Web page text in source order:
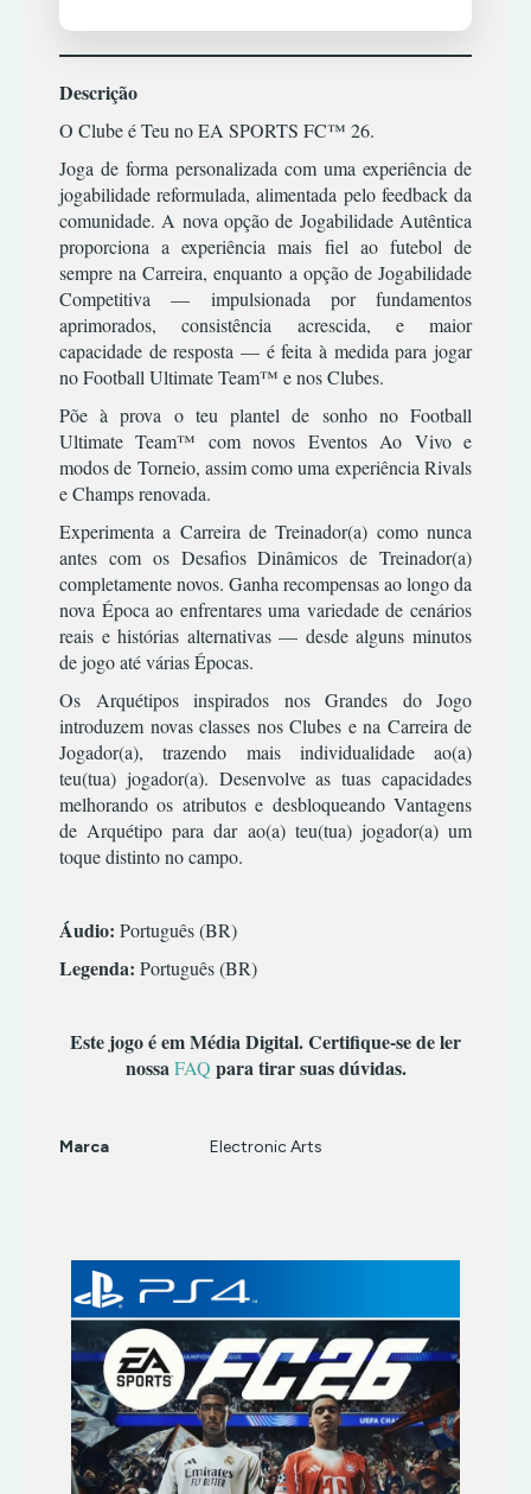
TERROR
TIRO
TERROR
ESTRATÉGIA
MÚSICA/RITMO
RPG
SIMULADOR
TERROR
COMBATE
DESPORTO
ESTRATÉGIA
INFANTIL
MÚSICA/RITMO
RPG
SIMULATOR
TERROR
TIRO
360
ACÇÃO/AVENTURA
CLÁSSICOS
ESPORTES
LUTA
RPG
TIRO
XBOX
ONE
OFFLINE
ACÇÃO/AVENTURA
COMBATE
CORRIDA
DESPORTO
ESTRATÉGIA
MÚSICA/RITMO
RPG
SIMULADOR
TERROR
TIRO
XBOX
ONE
PREMIUM
ONLINE
ACÇÃO/AVENTURA
CORRIDA
DESPORTO
ESTRATÉGIA
INFANTIL
MÚSICA/RITMO
RPG
SIMULADOR
TERROR
TIRO
Descrição
O Clube é Teu no EA SPORTS FC™ 26.
Joga de forma personalizada com uma experiência de
jogabilidade reformulada, alimentada pelo feedback da
comunidade. A nova opção de Jogabilidade Autêntica
proporciona a experiência mais fiel ao futebol de
sempre na Carreira, enquanto a opção de Jogabilidade
Competitiva — impulsionada por fundamentos
aprimorados, consistência acrescida, e maior
capacidade de resposta — é feita à medida para jogar
no Football Ultimate Team™ e nos Clubes.
Põe à prova o teu plantel de sonho no Football
Ultimate Team™ com novos Eventos Ao Vivo e
modos de Torneio, assim como uma experiência Rivals
e Champs renovada.
Experimenta a Carreira de Treinador(a) como nunca
antes com os Desafios Dinâmicos de Treinador(a)
completamente novos. Ganha recompensas ao longo da
nova Época ao enfrentares uma variedade de cenários
reais e histórias alternativas — desde alguns minutos
de jogo até várias Épocas.
Os Arquétipos inspirados nos Grandes do Jogo
introduzem novas classes nos Clubes e na Carreira de
Jogador(a), trazendo mais individualidade ao(a)
teu(tua) jogador(a). Desenvolve as tuas capacidades
melhorando os atributos e desbloqueando Vantagens
de Arquétipo para dar ao(a) teu(tua) jogador(a) um
toque distinto no campo.
Áudio: Português (BR)
Legenda: Português (BR)
Este jogo é em Média Digital. Certifique-se de ler
nossaFAQ para tirar suas dúvidas.
Marca
Electronic Arts